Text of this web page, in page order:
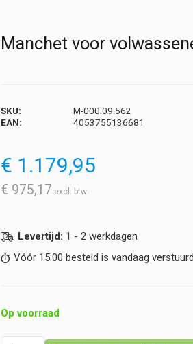
Manchet voor
SKU:
M-000.09.562
EAN:
4053755136681
€ 1.179,95
€ 975,17
Levertijd: 1 - 2 werkdagen
Vóór 15:00 besteld is vandaag verstuurd
Op voorraad